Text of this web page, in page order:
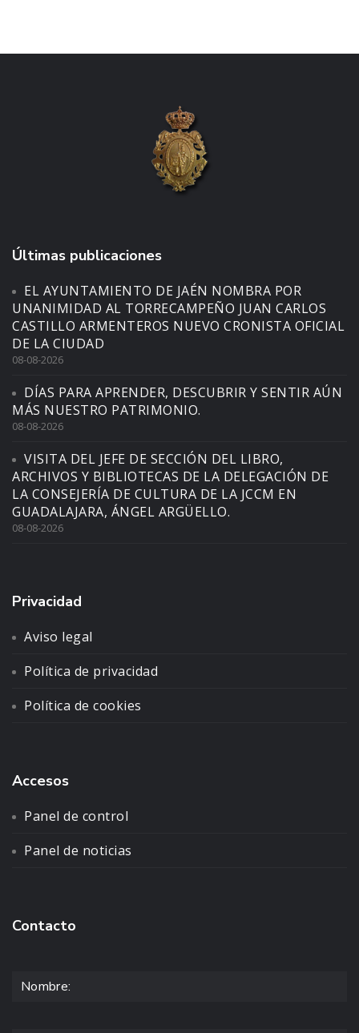
Últimas publicaciones
EL AYUNTAMIENTO DE JAÉN NOMBRA POR
UNANIMIDAD AL TORRECAMPEÑO JUAN CARLOS
CASTILLO ARMENTEROS NUEVO CRONISTA OFICIAL
DE LA CIUDAD
08-08-2026
DÍAS PARA APRENDER, DESCUBRIR Y SENTIR AÚN
MÁS NUESTRO PATRIMONIO.
08-08-2026
VISITA DEL JEFE DE SECCIÓN DEL LIBRO,
ARCHIVOS Y BIBLIOTECAS DE LA DELEGACIÓN DE
LA CONSEJERÍA DE CULTURA DE LA JCCM EN
GUADALAJARA, ÁNGEL ARGÜELLO.
08-08-2026
Privacidad
Aviso legal
Política de privacidad
Política de cookies
Accesos
Panel de control
Panel de noticias
Contacto